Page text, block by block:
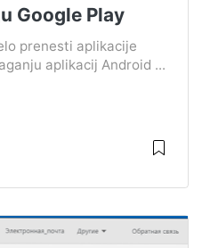
Google Play
prenesti aplikacije
aplikacij Android ...